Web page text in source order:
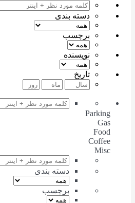
دسته بندی
برچسب
نویسنده
تاریخ
Parking
Coffee
دسته بندی
برچسب